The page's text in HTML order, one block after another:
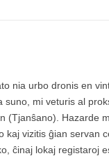
nia urbo dronis en
suno, mi veturis al
(Tjanŝano). Hazarde
kaj vizitis ĝian servan
ĉinaj lokaj registaroj